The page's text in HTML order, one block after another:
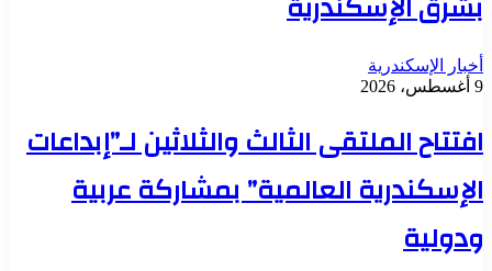
أخبار الإسكندرية
9 أغسطس، 2026
افتتاح الملتقى الثالث والثلاثين لـ”إبداعات
الإسكندرية العالمية” بمشاركة عربية
ودولية